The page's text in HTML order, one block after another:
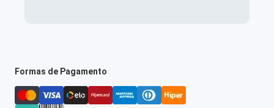
Formas de Pagamento